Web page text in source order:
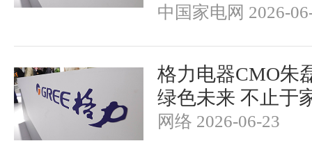
中国家电网 2026-
格力电器CMO朱
绿色未来 不止于
网络 2026-06-23